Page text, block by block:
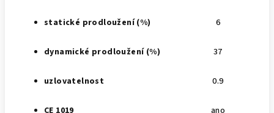
statické prodloužení (%) 6
dynamické prodloužení (%) 37
uzlovatelnost 0.9
CE 1019 ano